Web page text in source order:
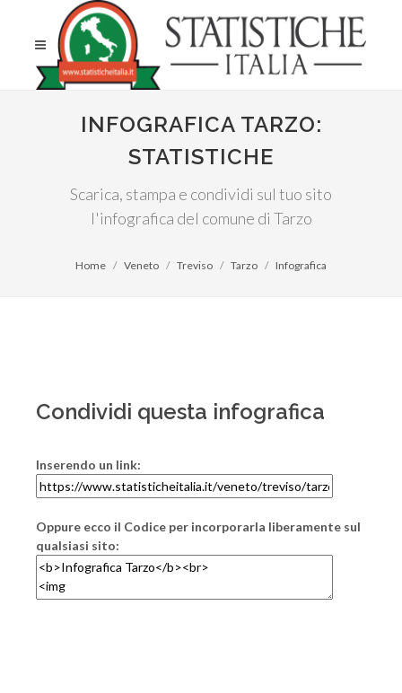
INFOGRAFICA TARZO:
STATISTICHE
Scarica, stampa e condividi sul tuo sito
l'infografica del comune di Tarzo
Home Veneto Treviso Tarzo Infografica
Condividi questa infografica
Inserendo un link:
Oppure ecco il Codice per incorporarla liberamente sul
qualsiasi sito: